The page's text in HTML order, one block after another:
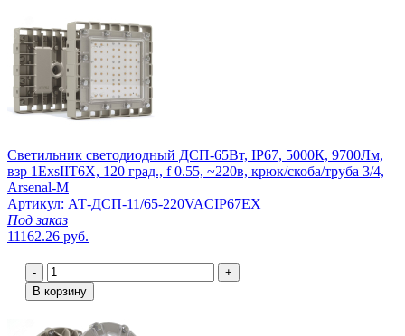
Светильник светодиодный ДСП-65Вт, IP67, 5000К, 9700Лм,
взр 1ExsIIT6X, 120 град., f 0.55, ~220в, крюк/скоба/труба 3/4,
Arsenal-M
Артикул: АТ-ДСП-11/65-220VACIP67EX
Под заказ
11162.26 руб.
-
+
В корзину